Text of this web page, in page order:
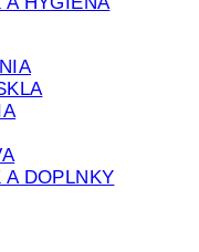
A DOPLNKY